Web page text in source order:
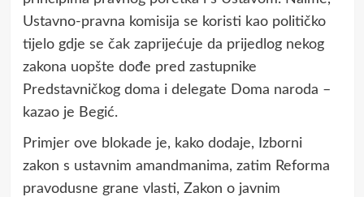
Ustavno-pravna komisija se koristi kao političko
tijelo gdje se čak zaprijećuje da prijedlog nekog
zakona uopšte dođe pred zastupnike
Predstavničkog doma i delegate Doma naroda –
kazao je Begić.
Primjer ove blokade je, kako dodaje, Izborni
zakon s ustavnim amandmanima, zatim Reforma
pravodusne grane vlasti, Zakon o javnim